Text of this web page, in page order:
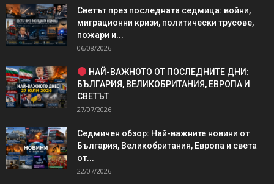
Светът през последната седмица: войни,
миграционни кризи, политически трусове,
пожари и...
06/08/2026
НАЙ-ВАЖНОТО ОТ ПОСЛЕДНИТЕ ДНИ:
БЪЛГАРИЯ, ВЕЛИКОБРИТАНИЯ, ЕВРОПА И
СВЕТЪТ
27/07/2026
Седмичен обзор: Най-важните новини от
България, Великобритания, Европа и света
от...
22/07/2026